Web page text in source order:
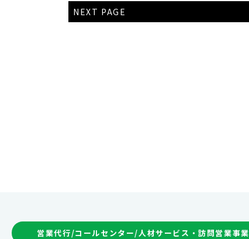
NEXT PAGE
営業代行/コールセンター/人材サービス・訪問営業事業